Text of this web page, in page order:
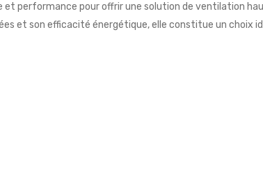
et performance pour offrir une solution de ventilation
et son efficacité énergétique, elle constitue un choix